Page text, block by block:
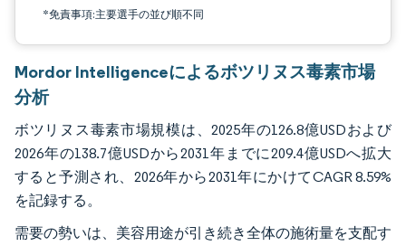
*免責事項:主要選手の並び順不同
Mordor Intelligenceによるボツリヌス毒素市場
分析
ボツリヌス毒素市場規模は、2025年の126.8億USDおよび
2026年の138.7億USDから2031年までに209.4億USDへ拡大
すると予測され、2026年から2031年にかけてCAGR 8.59%
を記録する。
需要の勢いは、美容用途が引き続き全体の施術量を支配す